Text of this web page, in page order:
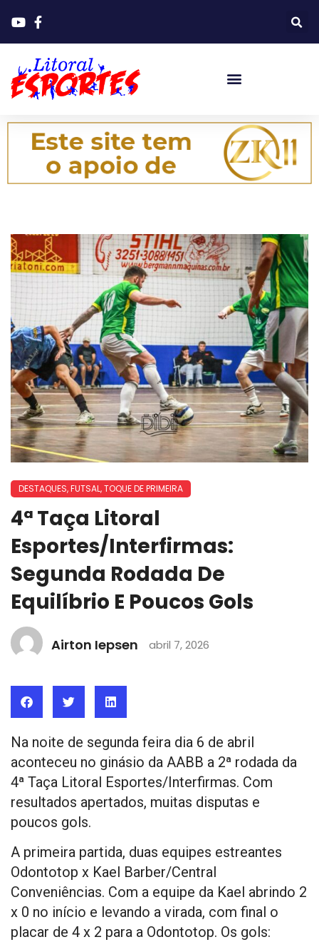
DESTAQUES,FUTSAL,TOQUE DE PRIMEIRA
4ª Taça Litoral
Esportes/Interfirmas:
Segunda Rodada De
Equilíbrio E Poucos Gols
Airton Iepsen abril 7, 2026
Na noite de segunda feira dia 6 de abril
aconteceu no ginásio da AABB a 2ª rodada da
4ª Taça Litoral Esportes/Interfirmas. Com
resultados apertados, muitas disputas e
poucos gols.
A primeira partida, duas equipes estreantes
Odontotop x Kael Barber/Central
Conveniências. Com a equipe da Kael abrindo 2
x 0 no início e levando a virada, com final o
placar de 4 x 2 para a Odontotop. Os gols: